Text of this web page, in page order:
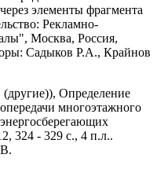
элементы фрагмента
Рекламно-
Москва, Россия,
Садыков Р.А., Крайнов
(другие)), Определение
многоэтажного
324 - 329 с., 4 п.л..